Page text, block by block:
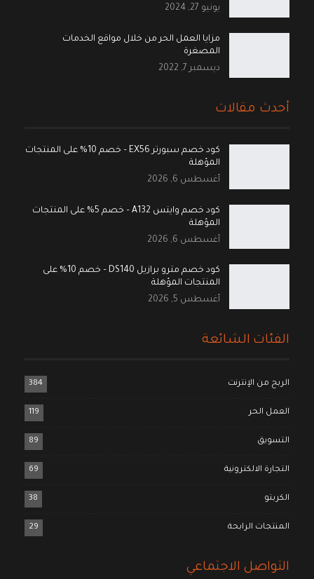
يونيو 27, 2024
مزايا العمل الحر من خلال مواقع الخدمات
المصغرة
ديسمبر 7, 2022
أحدث مقالات
كود خصم سبورتر EX56 – خصم 10% على المنتجات
المؤهلة
أغسطس 6, 2026
كود خصم وايتس A132 – خصم 5% على المنتجات
المؤهلة
أغسطس 6, 2026
كود خصم مترو برازيل DS140 – خصم 10% على
المنتجات المؤهلة
أغسطس 5, 2026
الفئات الشائعة
الربح من الإنترنت 384
العمل الحر 119
التسويق 89
التجارة الالكترونية 69
الكربتو 38
المنتجات الرابحة 29
التواصل الاجتماعي